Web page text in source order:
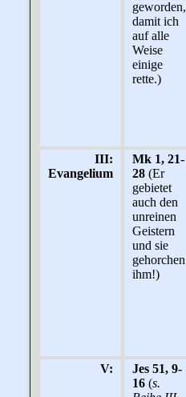
geworden,
damit ich
auf alle
Weise
einige
rette.)
III:
Evangelium
Mk 1, 21-
28 (Er
gebietet
auch den
unreinen
Geistern
und sie
gehorchen
ihm!)
V:
Jes 51, 9-
16 (s.